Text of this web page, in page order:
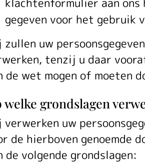
gegeven voor het gebruik
zullen uw
tenzij u daar
de wet mogen of moeten
welke grondslagen
verwerken uw
de hierboven genoemde
de volgende grondslagen: